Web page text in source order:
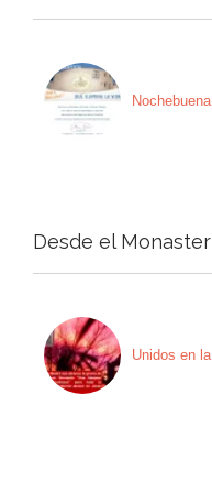
Desde el
Unidos en